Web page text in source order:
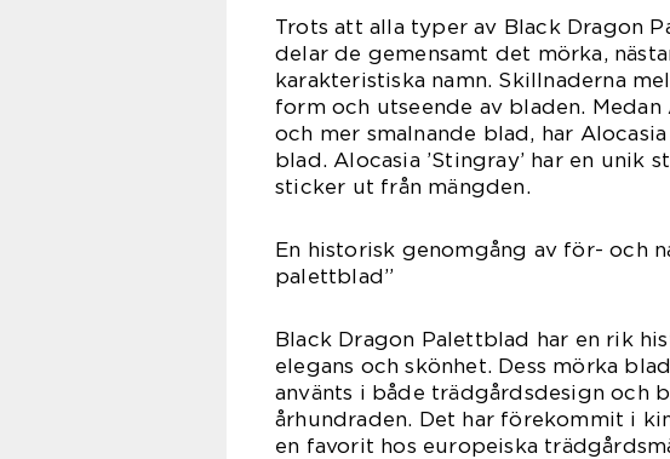
Trots att alla typer av Black Dragon
delar de gemensamt det mörka,
karakteristiska namn. Skillnaderna
form och utseende av bladen. Medan
och mer smalnande blad, har
blad. Alocasia ’Stingray’ har en
sticker ut från mängden.
En historisk genomgång av för- och
palettblad”
Black Dragon Palettblad har en rik
elegans och skönhet. Dess mörka
använts i både trädgårdsdesign och
århundraden. Det har förekommit i
en favorit hos europeiska